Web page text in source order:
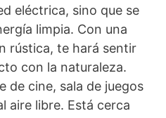
eléctrica, sino que se
limpia. Con una
rústica, te hará sentir
con la naturaleza.
de cine, sala de juegos
aire libre. Está cerca